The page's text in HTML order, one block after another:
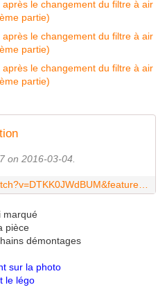
on 2016-03-04.
marqué
pièce
démontages
sur la photo
le légo